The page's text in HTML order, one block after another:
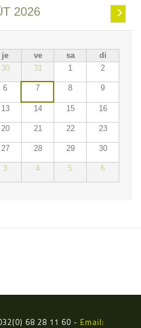
Suiv.
2026
je ve sa
di
30 31 1 2
6 7 8 9
13 14 15 16
20 21 22 23
27 28 29 30
3 4 5 6
DU
68 28 11 60 - Email: